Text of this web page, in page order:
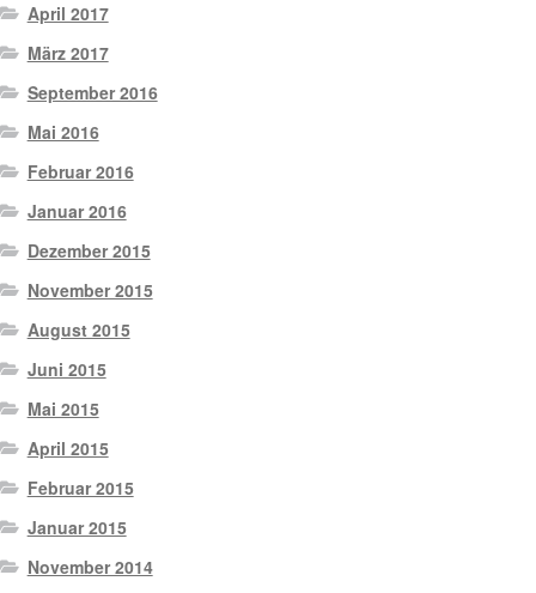
April 2017
März 2017
September 2016
Mai 2016
Februar 2016
Januar 2016
Dezember 2015
November 2015
August 2015
Juni 2015
Mai 2015
April 2015
Februar 2015
Januar 2015
November 2014